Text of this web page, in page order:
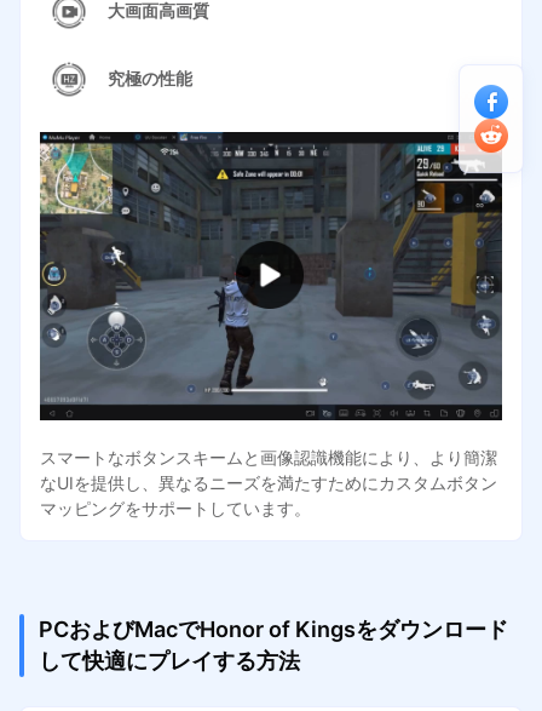
大画面高画質
究極の性能
スマートなボタンスキームと画像認識機能により、より簡潔
なUIを提供し、異なるニーズを満たすためにカスタムボタン
マッピングをサポートしています。
PCおよびMacでHonor of Kingsをダウンロード
して快適にプレイする方法